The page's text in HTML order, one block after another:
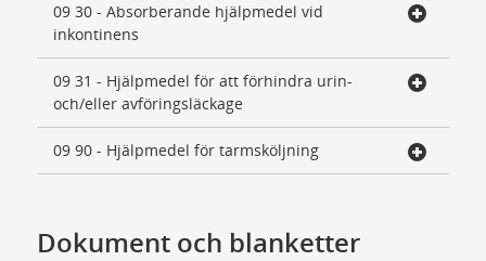
09 30 - Absorberande hjälpmedel vid
inkontinens
09 31 - Hjälpmedel för att förhindra urin-
och/eller avföringsläckage
09 90 - Hjälpmedel för tarmsköljning
Dokument och blanketter